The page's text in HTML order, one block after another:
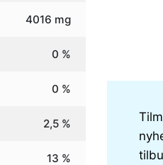
4016 mg
0 %
0 %
2,5 %
13 %